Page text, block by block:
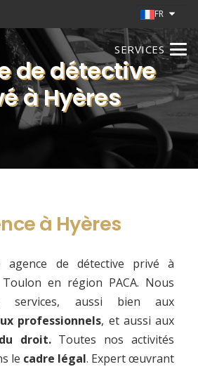
FR
SERVICES
de détective
à Hyères
à Hyères
agence de détective privé à
en région PACA. Nous
services, aussi bien aux
professionnels, et aussi aux
droit.Toutes nos activités
le cadre légal. Expert œuvrant